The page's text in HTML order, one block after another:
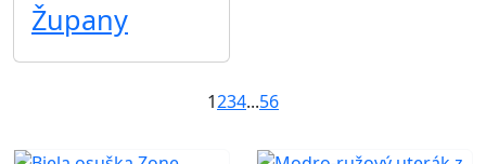
Župany
1234...56